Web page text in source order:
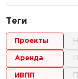
Теги
проекты
аренда
ИВПП